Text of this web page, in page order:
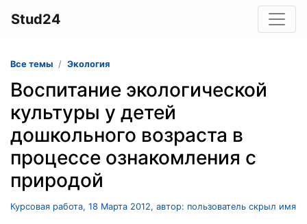
Stud24
Все темы Экология
Воспитание экологической
культуры у детей
дошкольного возраста в
процессе ознакомления с
природой
Курсовая работа, 18 Марта 2012, автор: пользователь скрыл имя